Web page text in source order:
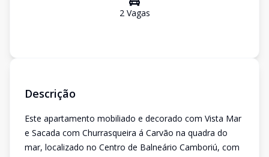
2Vagas
Descrição
Este apartamento mobiliado e decorado com Vista Mar
e Sacada com Churrasqueira á Carvão na quadra do
mar, localizado no Centro de Balneário Camboriú, com